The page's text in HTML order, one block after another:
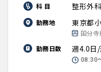
科 目 整形外科
勤務地 東京都
国分
勤務日数
週4.0日
08:30